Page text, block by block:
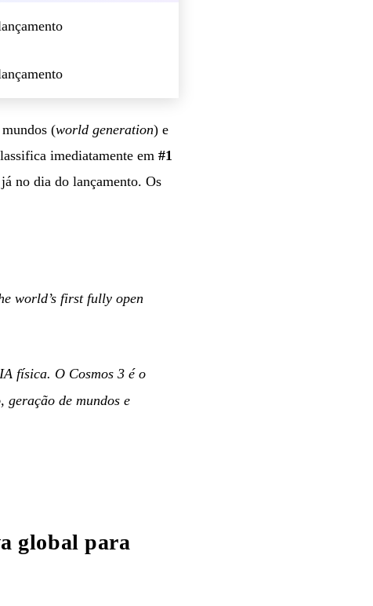
(world generation) e
imediatamente em #1
no dia do lançamento. Os
world’s first fully open
física. O Cosmos 3 é o
de mundos e
global para